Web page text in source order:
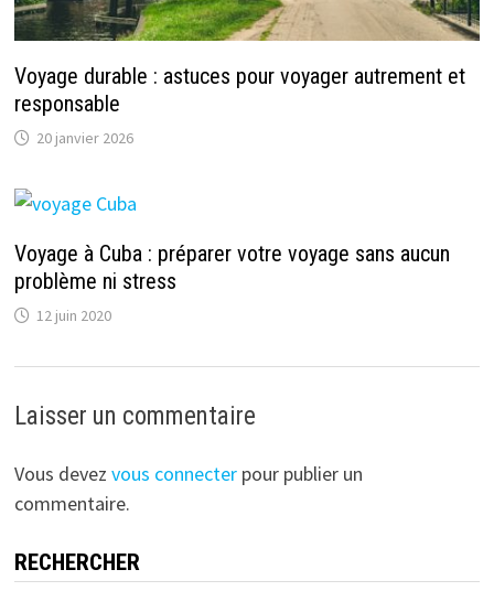
Voyage durable : astuces pour voyager autrement et
responsable
20 janvier 2026
Voyage à Cuba : préparer votre voyage sans aucun
problème ni stress
12 juin 2020
Laisser un commentaire
Vous devez vous connecterpour publier un
commentaire.
RECHERCHER